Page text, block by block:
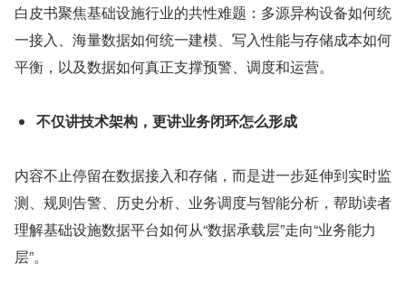
白皮书聚焦基础设施行业的共性难题：多源异构设备如何统
一接入、海量数据如何统一建模、写入性能与存储成本如何
平衡，以及数据如何真正支撑预警、调度和运营。
不仅讲技术架构，更讲业务闭环怎么形成
内容不止停留在数据接入和存储，而是进一步延伸到实时监
测、规则告警、历史分析、业务调度与智能分析，帮助读者
理解基础设施数据平台如何从“数据承载层”走向“业务能力
层”。